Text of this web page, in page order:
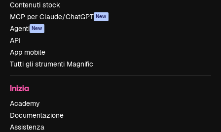
Contenuti stock
MCP per Claude/ChatGPT New
Agenti New
API
App mobile
Tutti gli strumenti Magnific
Inizia
Academy
Documentazione
Assistenza